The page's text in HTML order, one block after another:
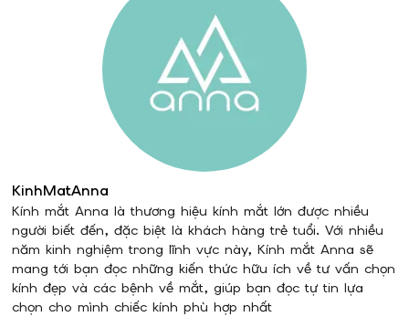
KinhMatAnna
Kính mắt Anna là thương hiệu kính mắt lớn được nhiều
người biết đến, đặc biệt là khách hàng trẻ tuổi. Với nhiều
năm kinh nghiệm trong lĩnh vực này, Kính mắt Anna sẽ
mang tới bạn đọc những kiến thức hữu ích về tư vấn chọn
kính đẹp và các bệnh về mắt, giúp bạn đọc tự tin lựa
chọn cho mình chiếc kính phù hợp nhất